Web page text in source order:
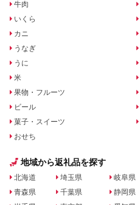
牛肉
いくら
カニ
うなぎ
うに
米
果物・フルーツ
ビール
菓子・スイーツ
おせち
地域から返礼品を探す
北海道
青森県
埼玉県
千葉県
岐阜県
静岡県